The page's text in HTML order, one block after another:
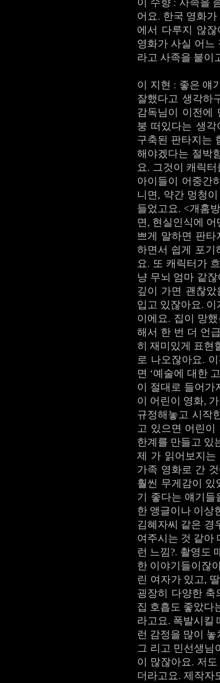
이 수향 : 사족을
어요. 한국 영화
에서 다루지 않
영화가 사실 어느
라고 사족을 붙이
이 지현 : 좋은 얘
잘했다고 생각하
감독님이 이전에
붕 떠있다는 생
구축된 판타지는
해야겠다는 절박
요. 그것이 캐릭
아이들이 어중간
니면, 약간 멍청
들었고요. <개훔
면, 현실인식에
쁘게 말하면 판타
하면서 쉽게 포기
요. 또 캐릭터가
냥 무뇌 엄마 같
깊이 가면 괜찮
입고 있잖아요.
이에요. 집이 망
해서 한 번 더 언
히 재미있게 표현
로 나오잖아요.
면 ‘예술에 대한
이 절대로 들어가
이 어린이 영화,
규정해놓고 시작
고 있으면 어린이
한계를 만들고 있
제 가 읽어보지
가족 영화로 간
훨씬 무게감이
기 좋다는 얘기들
한 앵글이나 이상
김혜자씨 같은 경
여주시는 것 같아
런 느낌?. 촬영도
한 이야기들이잖
린 여자가 있고,
굉장히 다양한 축
집 호흡도 좋았다
라고요. 폭발시킬
런 감정을 많이
그 리고 민선생님
이 많잖아요. 저
더라고요. 제작자